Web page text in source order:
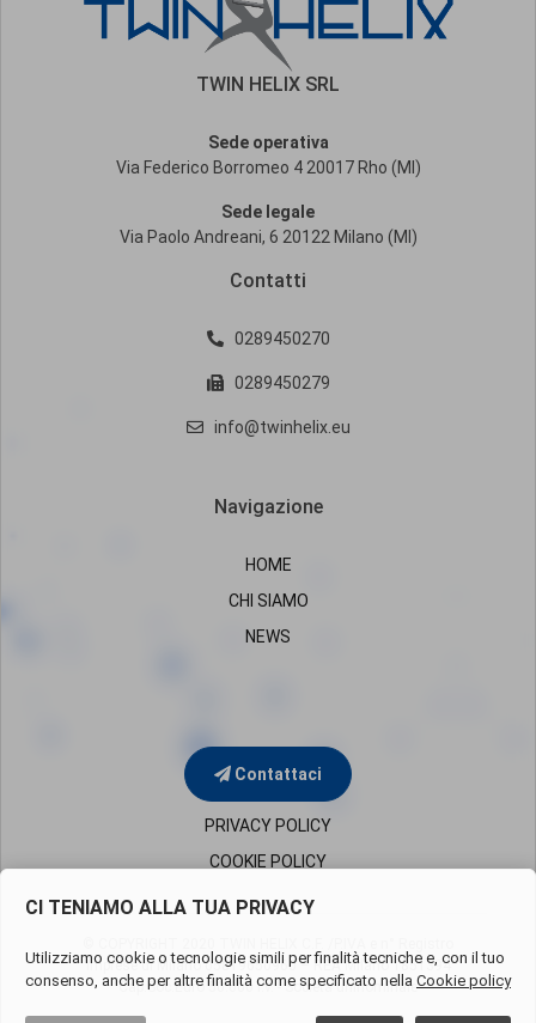
TWIN HELIX SRL
Sede operativa
Via Federico Borromeo 4 20017 Rho (MI)
Sede legale
Via Paolo Andreani, 6 20122 Milano (MI)
Contatti
0289450270
0289450279
info@twinhelix.eu
Navigazione
HOME
CHI SIAMO
NEWS
Contattaci
PRIVACY POLICY
COOKIE POLICY
Imprese di Milano05819650960 – REA Milano 1851394
Cap.Soc.Euro 50.000 i.v. - Società uninominale
CI TENIAMO ALLA TUA PRIVACY
Utilizziamo cookie o tecnologie simili per finalità tecniche e, con il tuo
consenso, anche per altre finalità come specificato nella Cookie policy